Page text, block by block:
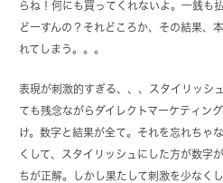
らね！何にも買ってくれないよ。一銭も
どーすんの？それどころか、その結果、
れてしまう。。。
表現が刺激的すぎる、、、スタイリッシ
ても残念ながらダイレクトマーケティン
け。数字と結果が全て。それを忘れちゃ
くして、スタイリッシュにした方が数字
ちが正解。しかし果たして刺激を少なく